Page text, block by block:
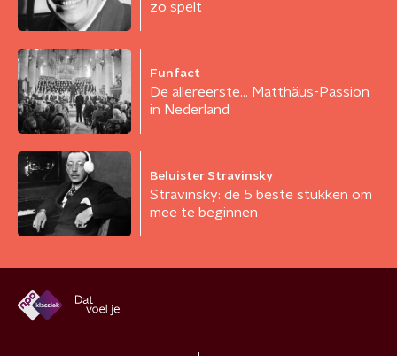
zo spelt
Funfact
De allereerste... Matthäus-Passion
in Nederland
Beluister Stravinsky
Stravinsky: de 5 beste stukken om
mee te beginnen